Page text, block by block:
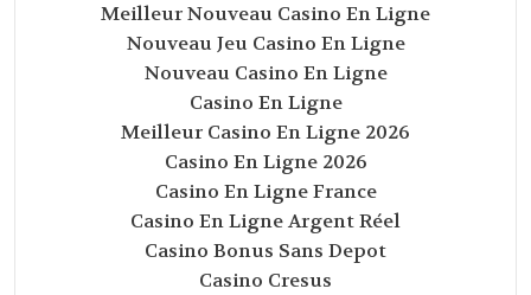
Meilleur Nouveau Casino En Ligne
Nouveau Jeu Casino En Ligne
Nouveau Casino En Ligne
Casino En Ligne
Meilleur Casino En Ligne 2026
Casino En Ligne 2026
Casino En Ligne France
Casino En Ligne Argent Réel
Casino Bonus Sans Depot
Casino Cresus